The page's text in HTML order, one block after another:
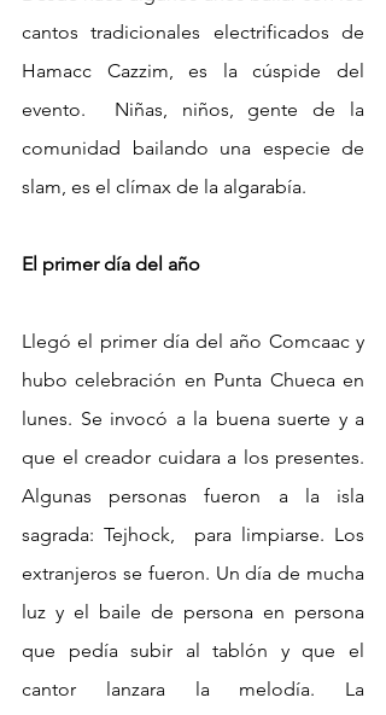
cantos tradicionales electrificados de
Hamacc Cazzim, es la cúspide del
evento.  Niñas, niños, gente de la
comunidad bailando una especie de
slam, es el clímax de la algarabía.
El primer día del año
Llegó el primer día del año Comcaac y
hubo celebración en Punta Chueca en
lunes. Se invocó a la buena suerte y a
que el creador cuidara a los presentes.
Algunas personas fueron a la isla
sagrada: Tejhock,  para limpiarse. Los
extranjeros se fueron. Un día de mucha
luz y el baile de persona en persona
que pedía subir al tablón y que el
cantor lanzara la melodía. La